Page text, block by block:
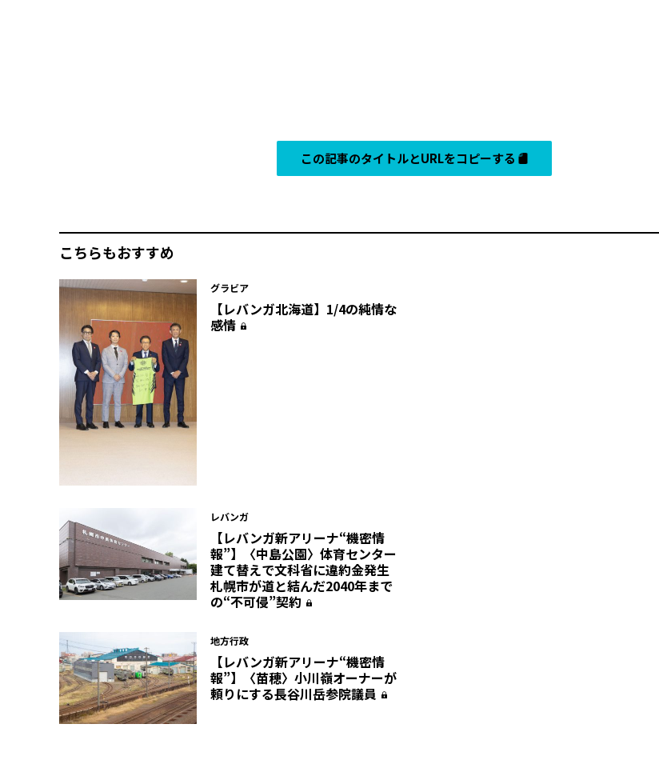
この記事のタイトルとURLをコピーする
こちらもおすすめ
グラビア
【レバンガ北海道】1/4の純情な
感情
レバンガ
【レバンガ新アリーナ“機密情
報”】〈中島公園〉体育センター
建て替えで文科省に違約金発生
札幌市が道と結んだ2040年まで
の“不可侵”契約
地方行政
【レバンガ新アリーナ“機密情
報”】〈苗穂〉小川嶺オーナーが
頼りにする長谷川岳参院議員